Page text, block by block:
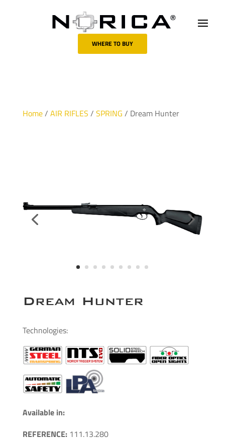
WHERE TO BUY
Home/ AIR RIFLES / SPRING / Dream Hunter
Dream Hunter
Technologies:
Available in:
REFERENCE: 111.13.280